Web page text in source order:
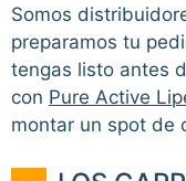
Somos
preparamos tu
tengas listo antes
con Pure Active
montar un spot de